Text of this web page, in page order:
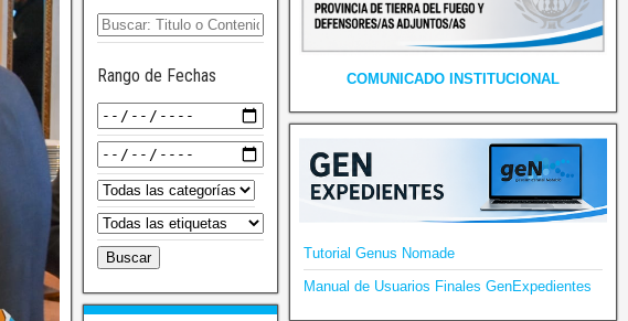
Rango de Fechas COMUNICADO INSTITUCIONAL
Tutorial Genus Nomade
Manual de Usuarios Finales GenExpedientes